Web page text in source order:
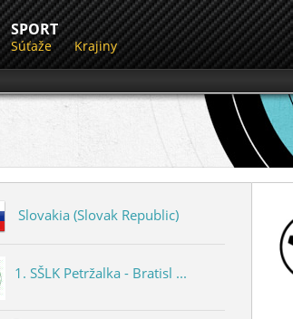
SPORT
Súťaže Krajiny
Slovakia (Slovak Republic)
1. SŠLK Petržalka - Bratisl ...